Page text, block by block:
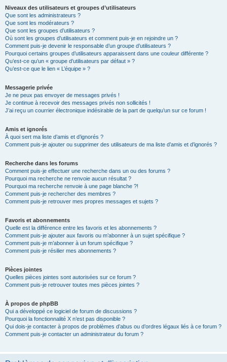
Niveaux des utilisateurs et groupes d’utilisateurs
Que sont les administrateurs ?
Que sont les modérateurs ?
Que sont les groupes d’utilisateurs ?
Où sont les groupes d’utilisateurs et comment puis-je en rejoindre un ?
Comment puis-je devenir le responsable d’un groupe d’utilisateurs ?
Pourquoi certains groupes d’utilisateurs apparaissent dans une couleur différente ?
Qu’est-ce qu’un « groupe d’utilisateurs par défaut » ?
Qu’est-ce que le lien « L’équipe » ?
Messagerie privée
Je ne peux pas envoyer de messages privés !
Je continue à recevoir des messages privés non sollicités !
J’ai reçu un courrier électronique indésirable de la part de quelqu’un sur ce forum !
Amis et ignorés
À quoi sert ma liste d’amis et d’ignorés ?
Comment puis-je ajouter ou supprimer des utilisateurs de ma liste d’amis et d’ignorés ?
Recherche dans les forums
Comment puis-je effectuer une recherche dans un ou des forums ?
Pourquoi ma recherche ne renvoie aucun résultat ?
Pourquoi ma recherche renvoie à une page blanche ?!
Comment puis-je rechercher des membres ?
Comment puis-je retrouver mes propres messages et sujets ?
Favoris et abonnements
Quelle est la différence entre les favoris et les abonnements ?
Comment puis-je ajouter aux favoris ou m’abonner à un sujet spécifique ?
Comment puis-je m’abonner à un forum spécifique ?
Comment puis-je résilier mes abonnements ?
Pièces jointes
Quelles pièces jointes sont autorisées sur ce forum ?
Comment puis-je retrouver toutes mes pièces jointes ?
À propos de phpBB
Qui a développé ce logiciel de forum de discussions ?
Pourquoi la fonctionnalité X n’est pas disponible ?
Qui dois-je contacter à propos de problèmes d’abus ou d’ordres légaux liés à ce forum ?
Comment puis-je contacter un administrateur du forum ?